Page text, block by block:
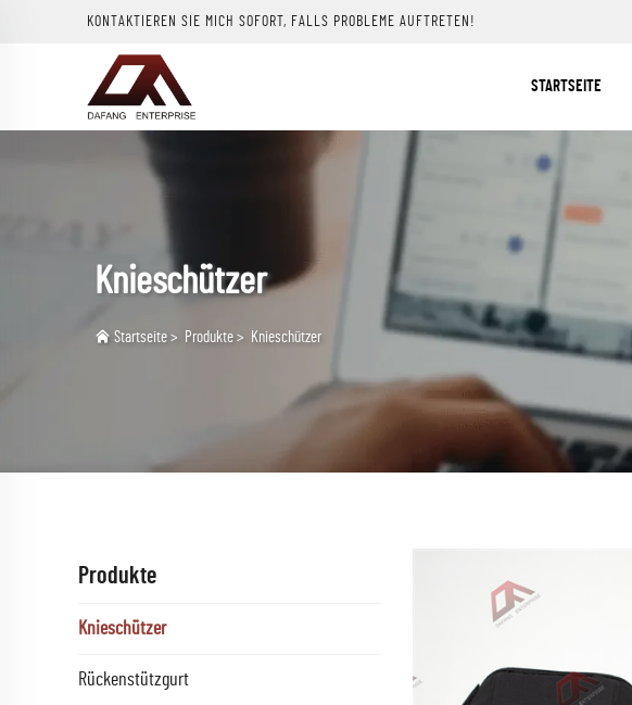
KONTAKTIEREN SIE MICH SOFORT, FALLS PROBLEME AUFTRETEN!
STARTSEITE
Knieschützer
Startseite > Produkte > Knieschützer
Produkte
Knieschützer
Rückenstützgurt